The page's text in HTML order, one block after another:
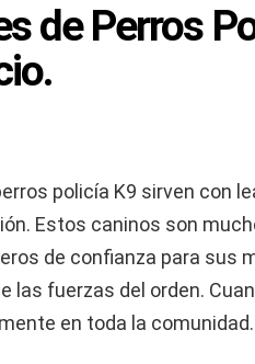
de Perros
policía K9 sirven con
Estos caninos son
de confianza para sus
las fuerzas del orden.
en toda la comunidad.